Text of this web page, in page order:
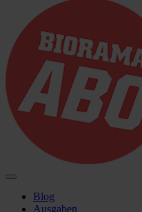
Blog
Ausgaben